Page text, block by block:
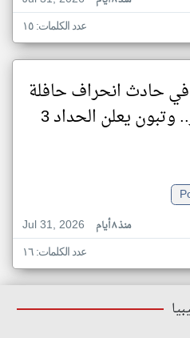
عدد الكلمات: ١٥
في حادث انحراف حافلة
ركاب بالجزائر.. وتبون يعلن الحداد 3
Jul 31, 2026
منذ ٨ أيام
عدد الكلمات: ١٦